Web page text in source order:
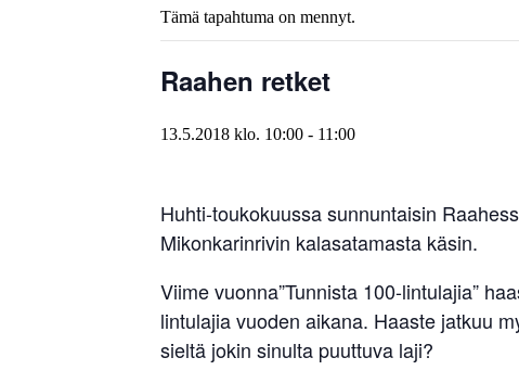
Tämä tapahtuma on mennyt.
Raahen retket
13.5.2018 klo. 10:00 - 11:00
Huhti-toukokuussa sunnuntaisin
Mikonkarinrivin kalasatamasta käsin.
Viime vuonna”Tunnista 100-lintulajia”
lintulajia vuoden aikana. Haaste jatkuu
sieltä jokin sinulta puuttuva laji?